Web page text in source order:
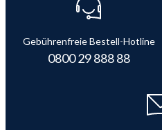
Gebührenfreie Bestell-Hotline
0800 29 888 88